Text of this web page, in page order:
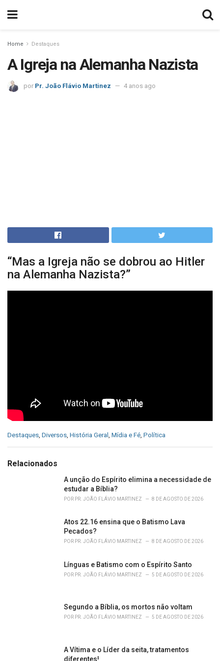
Home Destaques
A Igreja na Alemanha Nazista
por Pr. João Flávio Martinez 4 anos ago
“Mas a Igreja não se dobrou ao Hitler
na Alemanha Nazista?”
C
e
Destaques, Diversos, História Geral , Mídia e Fé, Política
Relacionados
A unção do Espírito elimina a necessidade de
estudar a Bíblia?
POR PR. JOÃO FLÁVIO MARTINEZ 8 DE AGOSTO DE 2026
Atos 22.16 ensina que o Batismo Lava
Pecados?
POR PR. JOÃO FLÁVIO MARTINEZ 8 DE AGOSTO DE 2026
Línguas e Batismo com o Espírito Santo
POR PR. JOÃO FLÁVIO MARTINEZ 5 DE AGOSTO DE 2026
Segundo a Bíblia, os mortos não voltam
POR PR. JOÃO FLÁVIO MARTINEZ 5 DE AGOSTO DE 2026
A Vítima e o Líder da seita, tratamentos
diferentes!